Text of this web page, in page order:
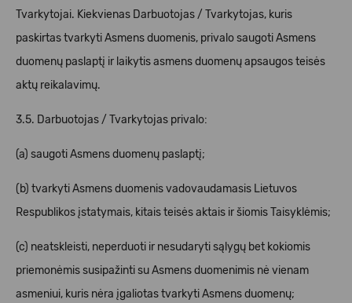
Tvarkytojai. Kiekvienas Darbuotojas / Tvarkytojas, kuris
paskirtas tvarkyti Asmens duomenis, privalo saugoti Asmens
duomenų paslaptį ir laikytis asmens duomenų apsaugos teisės
aktų reikalavimų.
3.5. Darbuotojas / Tvarkytojas privalo:
(a) saugoti Asmens duomenų paslaptį;
(b) tvarkyti Asmens duomenis vadovaudamasis Lietuvos
Respublikos įstatymais, kitais teisės aktais ir šiomis Taisyklėmis;
(c) neatskleisti, neperduoti ir nesudaryti sąlygų bet kokiomis
priemonėmis susipažinti su Asmens duomenimis nė vienam
asmeniui, kuris nėra įgaliotas tvarkyti Asmens duomenų;